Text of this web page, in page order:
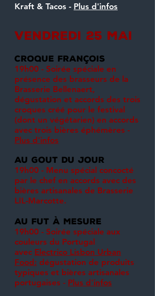
Kraft & Tacos - Plus d'infos
vendredi 25 mai
croque françois
19h00 - Soirée spéciale en
présence des brasseurs de la
Brasserie Bellenaert,
dégustation et accords des trois
croques créé pour le festival
(dont un végétarien) en accords
avec trois bières éphémères -
Plus d'infos
au gout du jour
19h00 - Menu spécial concocté
par le chef en accords avec des
bières artisanales de Brasserie
LIL-Marcotte.
au fut à mesure
19h00 - Soirée spéciale aux
couleurs du Portugal
avec Electrico Lisbon Urban
Food: dégustation de produits
typiques et bières artisanales
portugaises - Plus d'infos